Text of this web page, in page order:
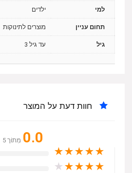
למי ילדים
תחום עניין מוצרים לתינוקות
גיל עד גיל 3
חוות דעת על המוצר
0.0 מִתוֹך 5
★
★
★
★
★
★
★
★
★
★